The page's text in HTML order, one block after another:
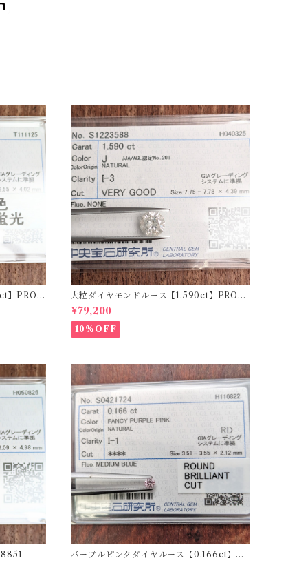
】PRO2
大粒ダイヤモンドルース【1.590ct】PRO20
7355
¥79,200
10%OFF
パープルピンクダイヤルース【0.166ct】PR